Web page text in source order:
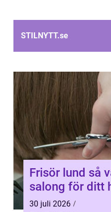
STILNYTT.se
Frisör lund så väljer du rätt
salong för ditt
30 juli 2026